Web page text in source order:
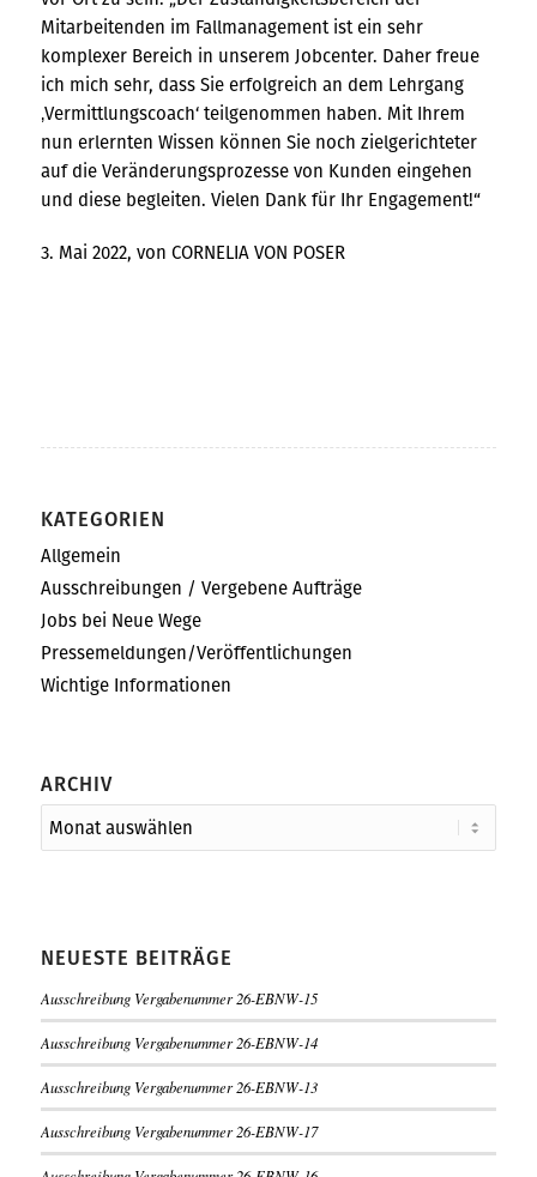
Mitarbeitenden im Fallmanagement ist ein sehr
komplexer Bereich in unserem Jobcenter. Daher freue
ich mich sehr, dass Sie erfolgreich an dem Lehrgang
‚Vermittlungscoach‘ teilgenommen haben. Mit Ihrem
nun erlernten Wissen können Sie noch zielgerichteter
auf die Veränderungsprozesse von Kunden eingehen
und diese begleiten. Vielen Dank für Ihr Engagement!“
3. Mai 2022, von CORNELIA VON POSER
KATEGORIEN
Allgemein
Ausschreibungen / Vergebene Aufträge
Jobs bei Neue Wege
Pressemeldungen/Veröffentlichungen
Wichtige Informationen
ARCHIV
NEUESTE BEITRÄGE
Ausschreibung Vergabenummer 26-EBNW-15
Ausschreibung Vergabenummer 26-EBNW-14
Ausschreibung Vergabenummer 26-EBNW-13
Ausschreibung Vergabenummer 26-EBNW-17